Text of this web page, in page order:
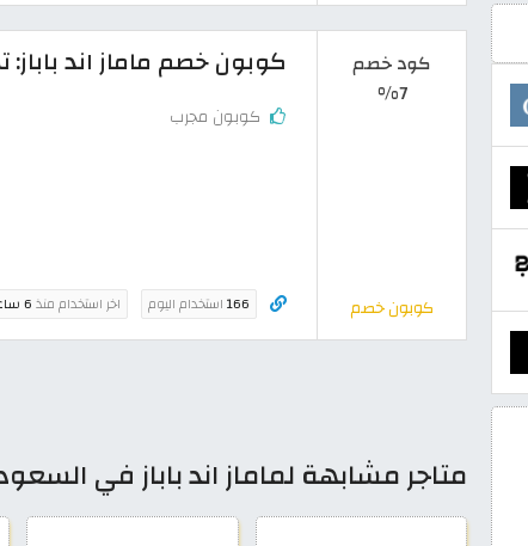
كود خصم
7%
كوبون خصم
كوبون خصم ماماز اند باباز: تخفيض 7% على
كوبون مجرب
166استخدام اليوم اخر استخدام منذ6 ساعة
متاجر مشابهة لماماز اند باباز في